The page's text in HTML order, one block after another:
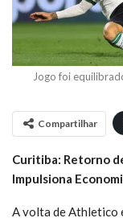
Jogo foi
Compartilhar
Curitiba: Retorno
Impulsiona
A volta de Athletico